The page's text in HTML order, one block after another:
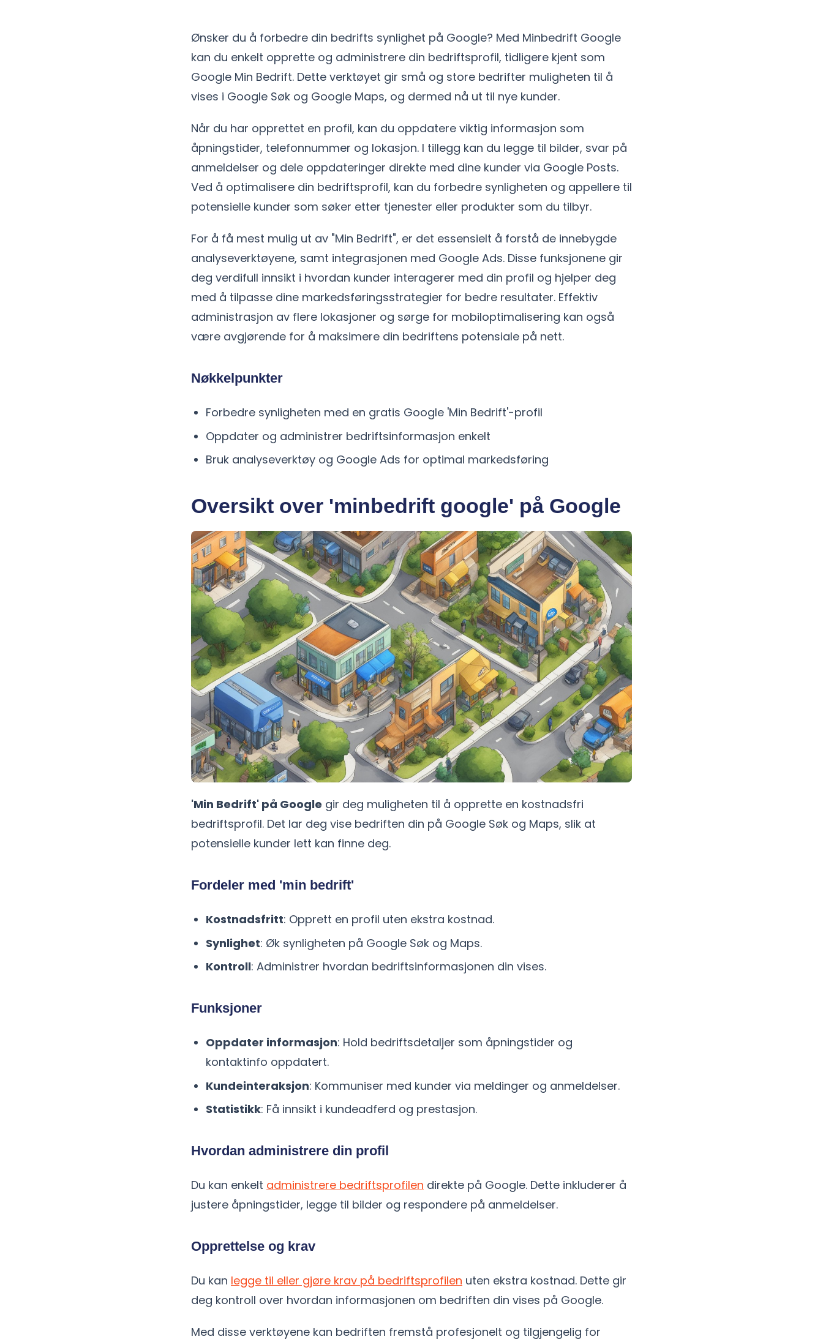
Ønsker du å forbedre din bedrifts synlighet på Google? Med Minbedrift Google
kan du enkelt opprette og administrere din bedriftsprofil, tidligere kjent som
Google Min Bedrift. Dette verktøyet gir små og store bedrifter muligheten til å
vises i Google Søk og Google Maps, og dermed nå ut til nye kunder.
Når du har opprettet en profil, kan du oppdatere viktig informasjon som
åpningstider, telefonnummer og lokasjon. I tillegg kan du legge til bilder, svar på
anmeldelser og dele oppdateringer direkte med dine kunder via Google Posts.
Ved å optimalisere din bedriftsprofil, kan du forbedre synligheten og appellere til
potensielle kunder som søker etter tjenester eller produkter som du tilbyr.
For å få mest mulig ut av "Min Bedrift", er det essensielt å forstå de innebygde
analyseverktøyene, samt integrasjonen med Google Ads. Disse funksjonene gir
deg verdifull innsikt i hvordan kunder interagerer med din profil og hjelper deg
med å tilpasse dine markedsføringsstrategier for bedre resultater. Effektiv
administrasjon av flere lokasjoner og sørge for mobiloptimalisering kan også
være avgjørende for å maksimere din bedriftens potensiale på nett.
Nøkkelpunkter
Forbedre synligheten med en gratis Google 'Min Bedrift'-profil
Oppdater og administrer bedriftsinformasjon enkelt
Bruk analyseverktøy og Google Ads for optimal markedsføring
Oversikt over 'minbedrift google' på Google
'Min Bedrift' på Google gir deg muligheten til å opprette en kostnadsfri
bedriftsprofil. Det lar deg vise bedriften din på Google Søk og Maps, slik at
potensielle kunder lett kan finne deg.
Fordeler med 'min bedrift'
Kostnadsfritt: Opprett en profil uten ekstra kostnad.
Synlighet: Øk synligheten på Google Søk og Maps.
Kontroll: Administrer hvordan bedriftsinformasjonen din vises.
Funksjoner
Oppdater informasjon: Hold bedriftsdetaljer som åpningstider og
kontaktinfo oppdatert.
Kundeinteraksjon: Kommuniser med kunder via meldinger og anmeldelser.
Statistikk: Få innsikt i kundeadferd og prestasjon.
Hvordan administrere din profil
Du kan enkelt administrere bedriftsprofilen direkte på Google. Dette inkluderer å
justere åpningstider, legge til bilder og respondere på anmeldelser.
Opprettelse og krav
Du kan legge til eller gjøre krav på bedriftsprofilen uten ekstra kostnad. Dette gir
deg kontroll over hvordan informasjonen om bedriften din vises på Google.
Med disse verktøyene kan bedriften fremstå profesjonelt og tilgjengelig for